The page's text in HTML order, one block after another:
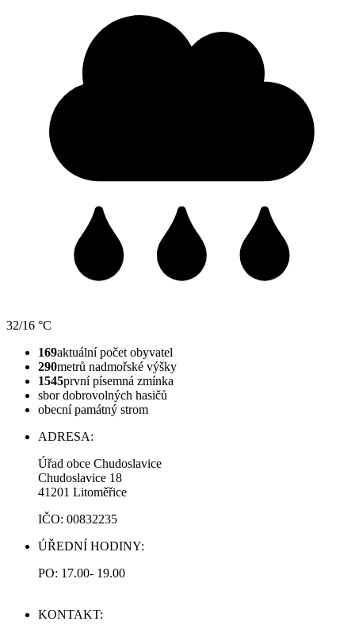
32/16 °C
169aktuální počet obyvatel
290metrů nadmořské výšky
1545první písemná zmínka
sbor dobrovolných hasičů
obecní památný strom
ADRESA:
Úřad obce Chudoslavice
Chudoslavice 18
41201 Litoměřice
IČO: 00832235
ÚŘEDNÍ HODINY:
PO: 17.00- 19.00
KONTAKT: